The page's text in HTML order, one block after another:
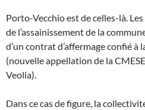
Porto-Vecchio est de celles-là.
de l’assainissement de la
d’un contrat d’affermage confié à
(nouvelle appellation de la
Veolia).
Dans ce cas de figure, la